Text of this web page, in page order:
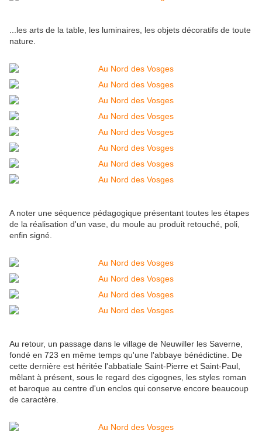
...les arts de la table, les luminaires, les objets décoratifs de toute
nature.
A noter une séquence pédagogique présentant toutes les étapes
de la réalisation d'un vase, du moule au produit retouché, poli,
enfin signé.
Au retour, un passage dans le village de Neuwiller les Saverne,
fondé en 723 en même temps qu'une l'abbaye bénédictine. De
cette dernière est héritée l'abbatiale Saint-Pierre et Saint-Paul,
mêlant à présent, sous le regard des cigognes, les styles roman
et baroque au centre d'un enclos qui conserve encore beaucoup
de caractère.